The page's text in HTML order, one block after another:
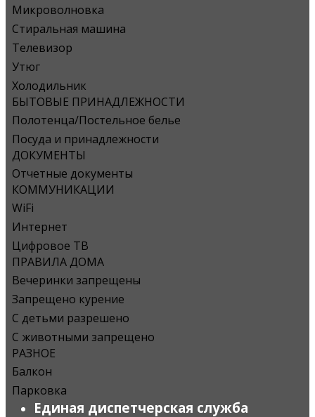
Микроволновка
Стиральная машина
Телевизор
Утюг
Холодильник
БЫТОВЫЕ ПРИНАДЛЕЖНОСТИ
Полотенца/Постельное белье
Посуда и принадлежности
ДОКУМЕНТЫ
Отчетные документы
КОММУНИКАЦИИ
WiFi
Интернет
Цифровое ТВ
ПРАВИЛА ДОМА
Вечеринки запрещены
Запрещено курение
С детьми разрешено
С животными запрещено
РАЗНОЕ
Балкон
Парковка
Единая диспетчерская служба